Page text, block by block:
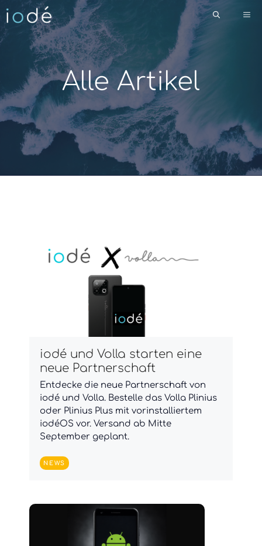
Zum
Inhalt
springen
Alle Artikel
iodé und Volla starten eine
neue Partnerschaft
Entdecke die neue Partnerschaft von
iodé und Volla. Bestelle das Volla Plinius
oder Plinius Plus mit vorinstalliertem
iodéOS vor. Versand ab Mitte
September geplant.
NEWS